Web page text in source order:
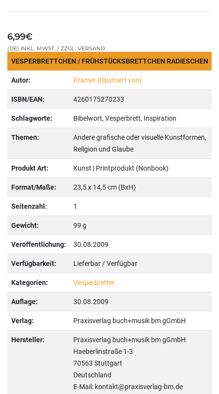
6,99€
(DE) INKL. MWST. / ZZGL. VERSAND
VESPERBRETTCHEN / FRÜHSTÜCKSBRETTCHEN RADIESCHEN
Autor: Krämer (Illustriert von)
ISBN/EAN: 4260175270233
Schlagworte: Bibelwort, Vesperbrett, Inspiration
Themen:
Andere grafische oder visuelle Kunstformen,
Religion und Glaube
Produkt Art: Kunst | Printprodukt (Nonbook)
Format/Maße: 23,5 x 14,5 cm (BxH)
Seitenzahl: 1
Gewicht: 99 g
Veröffentlichung: 30.08.2009
Verfügbarkeit: Lieferbar / Verfügbar
Kategorien: Vesperbretter
Auflage: 30.08.2009
Verlag: Praxisverlag buch+musik bm gGmbH
Hersteller:
Praxisverlag buch+musik bm gGmbH
Haeberlinstraße 1-3
70563 Stuttgart
Deutschland
E-Mail: kontakt@praxisverlag-bm.de